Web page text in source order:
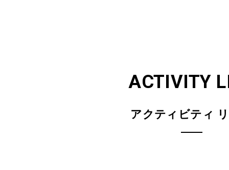
ACTIVITY
アクティビティ